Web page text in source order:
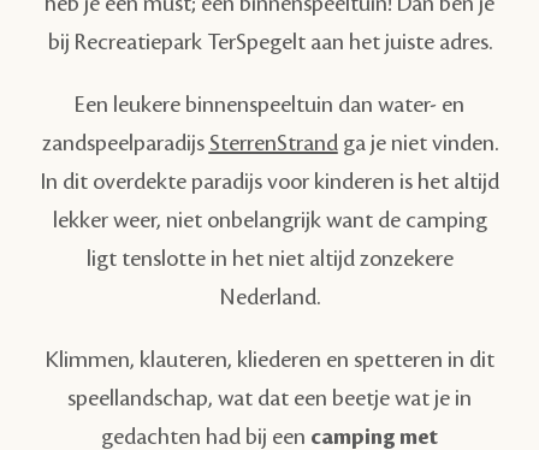
bij Recreatiepark TerSpegelt aan het juiste adres.
Een leukere binnenspeeltuin dan water- en
zandspeelparadijs SterrenStrand ga je niet vinden.
In dit overdekte paradijs voor kinderen is het altijd
lekker weer, niet onbelangrijk want de camping
ligt tenslotte in het niet altijd zonzekere
Nederland.
Klimmen, klauteren, kliederen en spetteren in dit
speellandschap, wat dat een beetje wat je in
gedachten had bij een camping met